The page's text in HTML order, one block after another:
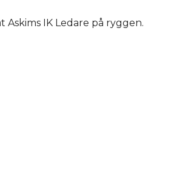
Askims IK Ledare på ryggen.